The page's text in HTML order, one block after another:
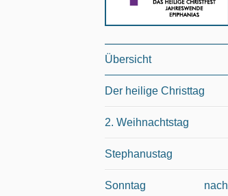
Übersicht
Der heilige Christtag
2. Weihnachtstag
Stephanustag
Sonntag nach